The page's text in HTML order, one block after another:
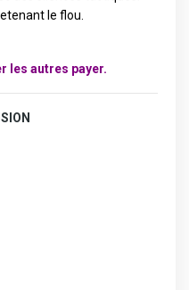
le flou.
les autres payer.